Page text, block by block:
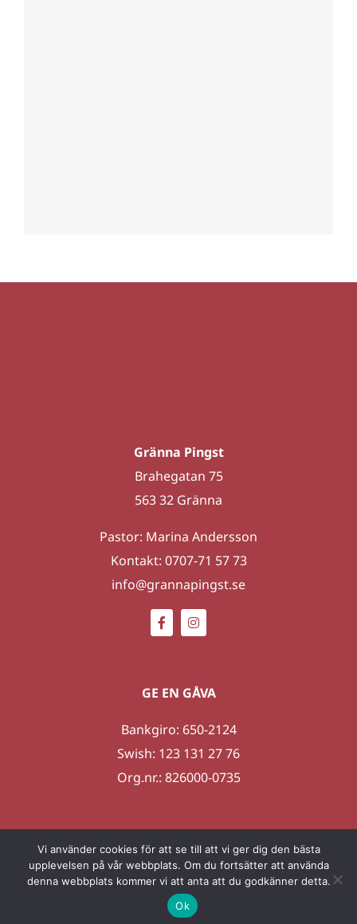
Gränna Pingst
Brahegatan 75
563 32 Gränna
Pastor: Marina Andersson
Kontakt: 0707-71 57 73
info@grannapingst.se
GE EN GÅVA
Bankgiro: 650-2124
Swish: 123 131 27 76
Org.nr.: 826000-0735
2026 Gränna Pingst | Skapad avLOFT Reklambyrå|
Integritetspolicy
Vi använder cookies för att se till att vi ger dig den bästa
upplevelsen på vår webbplats. Om du fortsätter att använda
denna webbplats kommer vi att anta att du godkänner detta.
Ok